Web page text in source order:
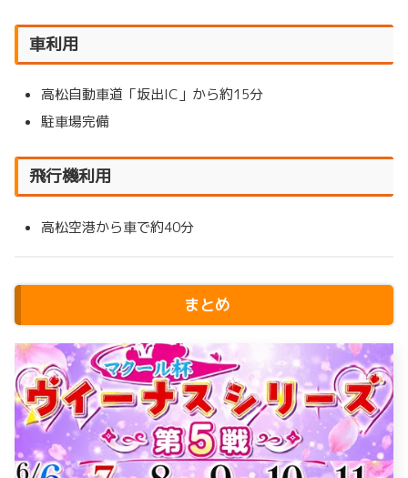
車利用
高松自動車道「坂出IC」から約15分
駐車場完備
飛行機利用
高松空港から車で約40分
まとめ